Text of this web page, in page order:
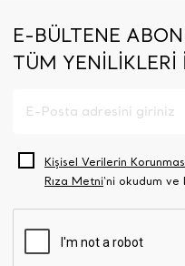
E-BÜLTENE
TÜM YENİLİKLERİ
Kişisel Verilerin
Rıza Metni‘ni okudum ve